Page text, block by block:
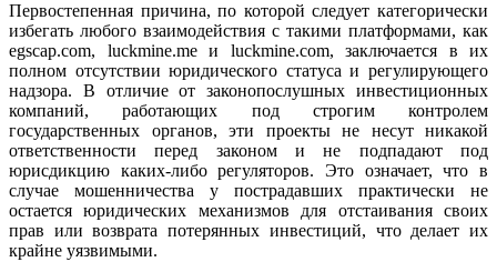
Первостепенная причина, по которой следует категорически
избегать любого взаимодействия с такими платформами, как
egscap.com, luckmine.me и luckmine.com, заключается в их
полном отсутствии юридического статуса и регулирующего
надзора. В отличие от законопослушных инвестиционных
компаний, работающих под строгим контролем
государственных органов, эти проекты не несут никакой
ответственности перед законом и не подпадают под
юрисдикцию каких-либо регуляторов. Это означает, что в
случае мошенничества у пострадавших практически не
остается юридических механизмов для отстаивания своих
прав или возврата потерянных инвестиций, что делает их
крайне уязвимыми.